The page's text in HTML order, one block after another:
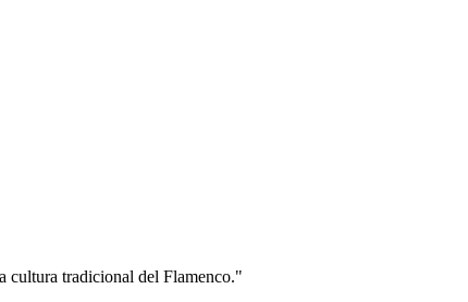
cultura tradicional del Flamenco."